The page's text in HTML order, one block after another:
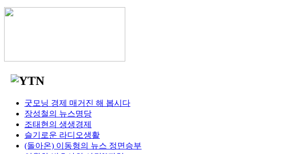
굿모닝 경제 매거진 해 봅시다
장성철의 뉴스명당
조태현의 생생경제
슬기로운 라디오생활
(돌아온) 이동형의 뉴스 정면승부